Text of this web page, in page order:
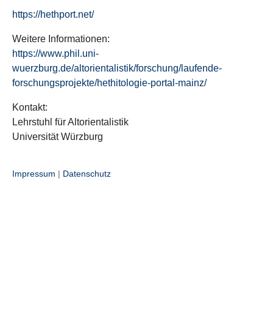
https://hethport.net/
Weitere Informationen:
https://www.phil.uni-
wuerzburg.de/altorientalistik/forschung/laufende-
forschungsprojekte/hethitologie-portal-mainz/
Kontakt:
Lehrstuhl für Altorientalistik
Universität Würzburg
Impressum | Datenschutz